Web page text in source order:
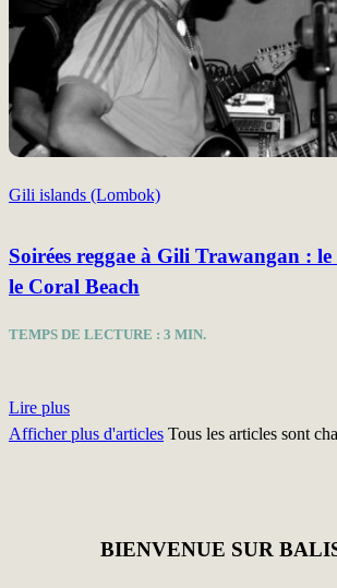
Gili islands (Lombok)
Soirées reggae à Gili Trawangan : le
le Coral Beach
TEMPS DE LECTURE : 3 MIN.
Lire plus
Afficher plus d'articles Tous les articles sont
BIENVENUE SUR